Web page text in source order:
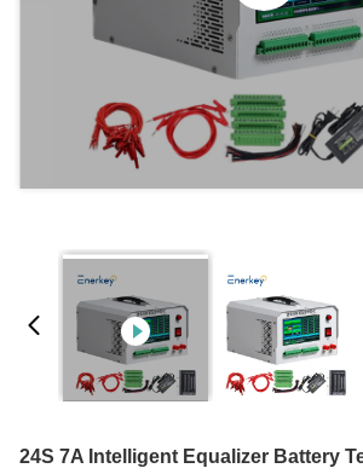
24S 7A Intelligent Equalizer Battery